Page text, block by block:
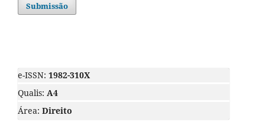
Submissão
e-ISSN: 1982-310X
Qualis: A4
Área: Direito